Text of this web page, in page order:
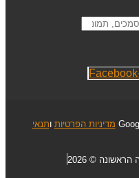
מדיניות הפרטיות ותנאי
© 2026